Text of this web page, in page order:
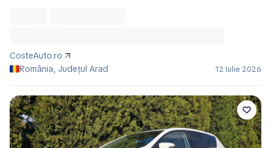
CosteAuto.ro
România, Județul Arad
12 Iulie 2026